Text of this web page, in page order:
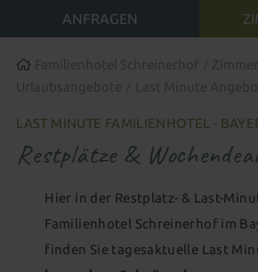
All-inclusive Premium
Familienwelt
Gutscheine schenken
Babywelt
Baby 1&1 Babybetreuung
Wellness mit Baby
WASSERWELTEN
Indoor
Wasserpark Hallenbad Wellenbad
WELLNESS & SPA
Wellness für Eltern
LAST MINUTE FAMILIENHOTEL -
Restplätze &
Hier in der Restplatz- & Last-
Familienhotel Schreinerhof im
finden Sie tagesaktuelle Last